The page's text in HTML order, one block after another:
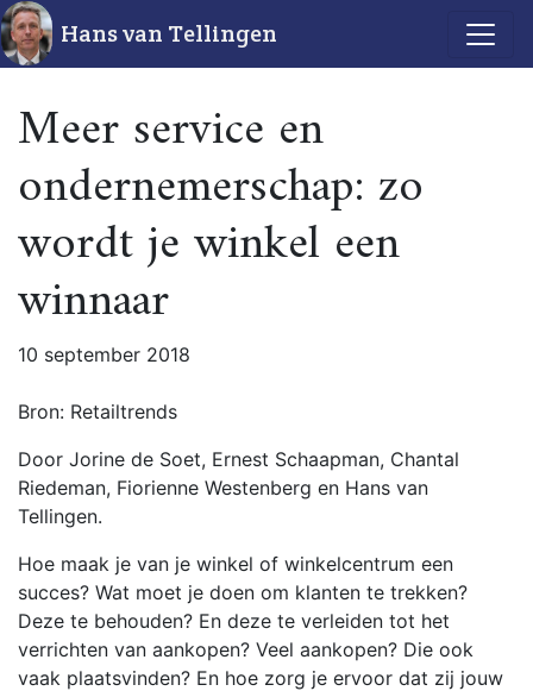
Hans van Tellingen
Meer service en
ondernemerschap: zo
wordt je winkel een
winnaar
10 september 2018
Bron: Retailtrends
Door Jorine de Soet, Ernest Schaapman, Chantal
Riedeman, Fiorienne Westenberg en Hans van
Tellingen.
Hoe maak je van je winkel of winkelcentrum een
succes? Wat moet je doen om klanten te trekken?
Deze te behouden? En deze te verleiden tot het
verrichten van aankopen? Veel aankopen? Die ook
vaak plaatsvinden? En hoe zorg je ervoor dat zij jouw